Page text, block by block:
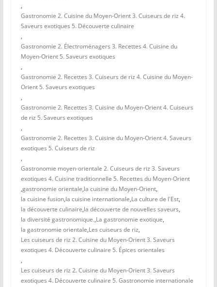
,
Gastronomie 2. Cuisine du Moyen-Orient 3. Cuiseurs de riz 4.
Saveurs exotiques 5. Découverte culinaire
,
Gastronomie 2. Électroménagers 3. Recettes 4. Cuisine du
Moyen-Orient 5. Saveurs exotiques
,
Gastronomie 2. Recettes 3. Cuiseurs de riz 4. Cuisine du Moyen-
Orient 5. Saveurs exotiques
,
Gastronomie 2. Recettes 3. Cuisine du Moyen-Orient 4. Cuiseurs
de riz 5. Saveurs exotiques
,
Gastronomie 2. Recettes 3. Cuisine du Moyen-Orient 4. Saveurs
exotiques 5. Cuiseurs de riz
,
Gastronomie moyen-orientale 2. Cuiseurs de riz 3. Saveurs
exotiques 4. Cuisine traditionnelle 5. Recettes du Moyen-Orient
,gastronomie orientale,la cuisine du Moyen-Orient,
la cuisine fusion,la cuisine internationale,La culture de l'Est,
la découverte culinaire,la découverte de nouvelles saveurs,
la diversité gastronomique.,La gastronomie exotique,
la gastronomie orientale,Les cuiseurs de riz,
Les cuiseurs de riz 2. Cuisine du Moyen-Orient 3. Saveurs
exotiques 4. Découverte culinaire 5. Épices orientales
,
Les cuiseurs de riz 2. Cuisine du Moyen-Orient 3. Saveurs
exotiques 4. Découverte culinaire 5. Gastronomie internationale